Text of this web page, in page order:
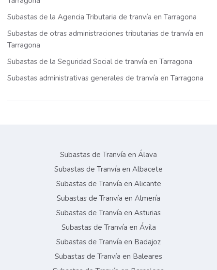
Subastas de la Agencia Tributaria de tranvía en Tarragona
Subastas de otras administraciones tributarias de tranvía en
Tarragona
Subastas de la Seguridad Social de tranvía en Tarragona
Subastas administrativas generales de tranvía en Tarragona
Subastas de Tranvía en Álava
Subastas de Tranvía en Albacete
Subastas de Tranvía en Alicante
Subastas de Tranvía en Almería
Subastas de Tranvía en Asturias
Subastas de Tranvía en Ávila
Subastas de Tranvía en Badajoz
Subastas de Tranvía en Baleares